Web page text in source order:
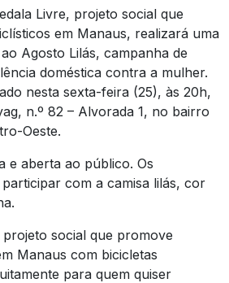
Livre, projeto social que
em Manaus, realizará uma
Agosto Lilás, campanha de
doméstica contra a mulher.
nesta sexta-feira (25), às 20h,
n.º 82 – Alvorada 1, no bairro
Oeste.
e aberta ao público. Os
com a camisa lilás, cor
social que promove
Manaus com bicicletas
para quem quiser